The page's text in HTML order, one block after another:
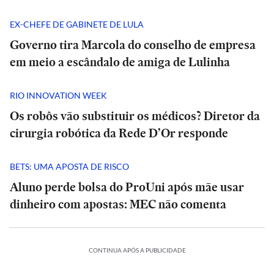
EX-CHEFE DE GABINETE DE LULA
Governo tira Marcola do conselho de empresa
em meio a escândalo de amiga de Lulinha
RIO INNOVATION WEEK
Os robôs vão substituir os médicos? Diretor da
cirurgia robótica da Rede D’Or responde
BETS: UMA APOSTA DE RISCO
Aluno perde bolsa do ProUni após mãe usar
dinheiro com apostas: MEC não comenta
CONTINUA APÓS A PUBLICIDADE